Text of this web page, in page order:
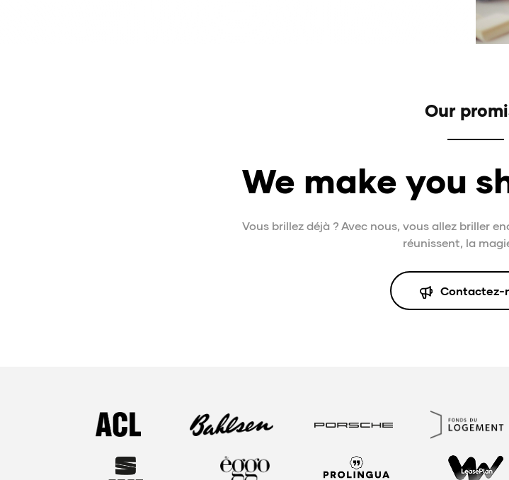
Our
We make you
Vous brillez déjà ? Avec nous, vous allez briller
réunissent, la
Contactez-